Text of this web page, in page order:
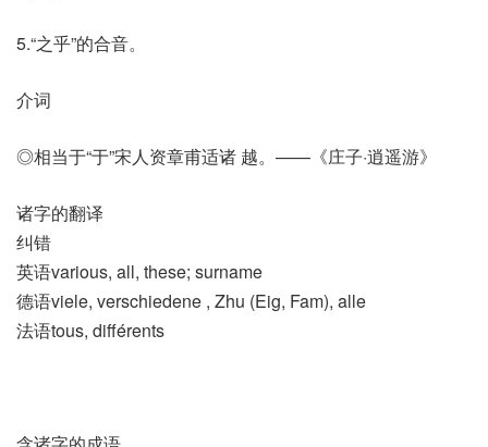
5.“之乎”的合音。
介词
◎相当于“于”宋人资章甫适诸 越。——《庄子·逍遥游》
诸字的翻译
纠错
英语various, all, these; surname
德语viele, verschiedene , Zhu (Eig, Fam)​, alle
法语tous, différents